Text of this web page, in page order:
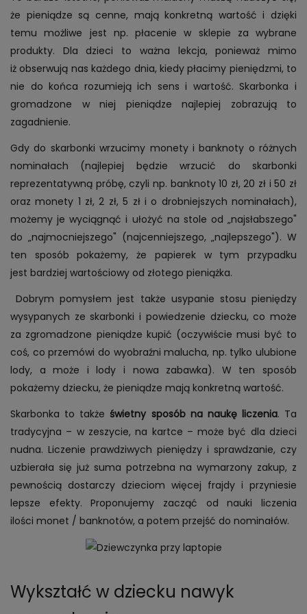
że pieniądze są cenne, mają konkretną wartość i dzięki
temu możliwe jest np. płacenie w sklepie za wybrane
produkty. Dla dzieci to ważna lekcja, ponieważ mimo
iż obserwują nas każdego dnia, kiedy płacimy pieniędzmi, to
nie do końca rozumieją ich sens i wartość. Skarbonka i
gromadzone w niej pieniądze najlepiej zobrazują to
zagadnienie.
Gdy do skarbonki wrzucimy monety i banknoty o różnych
nominałach (najlepiej będzie wrzucić do skarbonki
reprezentatywną próbę, czyli np. banknoty 10 zł, 20 zł i 50 zł
oraz monety 1 zł, 2 zł, 5 zł i o drobniejszych nominałach),
możemy je wyciągnąć i ułożyć na stole od „najsłabszego"
do „najmocniejszego" (najcenniejszego, „najlepszego"). W
ten sposób pokażemy, że papierek w tym przypadku
jest bardziej wartościowy od złotego pieniążka.
Dobrym pomysłem jest także usypanie stosu pieniędzy
wysypanych ze skarbonki i powiedzenie dziecku, co może
za zgromadzone pieniądze kupić (oczywiście musi być to
coś, co przemówi do wyobraźni malucha, np. tylko ulubione
lody, a może i lody i nowa zabawka). W ten sposób
pokażemy dziecku, że pieniądze mają konkretną wartość.
Skarbonka to takżeświetny sposób na naukę liczenia. Ta
tradycyjna – w zeszycie, na kartce – może być dla dzieci
nudna. Liczenie prawdziwych pieniędzy i sprawdzanie, czy
uzbierała się już suma potrzebna na wymarzony zakup, z
pewnością dostarczy dzieciom więcej frajdy i przyniesie
lepsze efekty. Proponujemy zacząć od nauki liczenia
ilości monet / banknotów, a potem przejść do nominałów.
Wykształć w dziecku nawyk